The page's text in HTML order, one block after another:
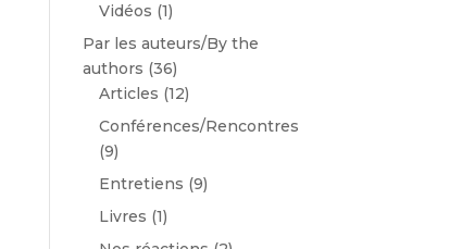
Vidéos (1)
Par les auteurs/By the
authors (36)
Articles (12)
Conférences/Rencontres
(9)
Entretiens (9)
Livres (1)